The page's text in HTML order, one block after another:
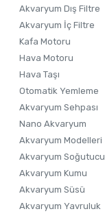
Akvaryum Dış Filtre
Akvaryum İç Filtre
Kafa Motoru
Hava Motoru
Hava Taşı
Otomatik Yemleme
Akvaryum Sehpası
Nano Akvaryum
Akvaryum Modelleri
Akvaryum Soğutucu
Akvaryum Kumu
Akvaryum Süsü
Akvaryum Yavruluk